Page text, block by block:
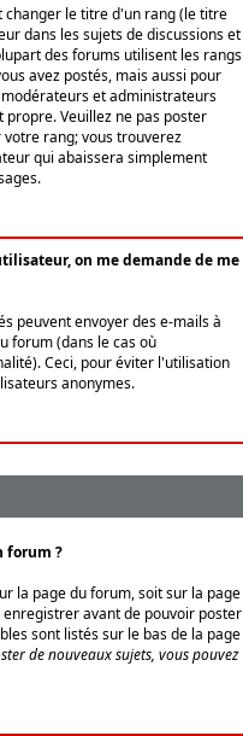
changer le titre d'un rang (le titre
dans les sujets de discussions et
des forums utilisent les rangs
avez postés, mais aussi pour
et administrateurs
Veuillez ne pas poster
rang; vous trouverez
qui abaissera simplement
on me demande de me
peuvent envoyer des e-mails à
forum (dans le cas où
Ceci, pour éviter l'utilisation
anonymes.
forum ?
la page du forum, soit sur la page
avant de pouvoir poster
sont listés sur le bas de la page
de nouveaux sujets, vous pouvez